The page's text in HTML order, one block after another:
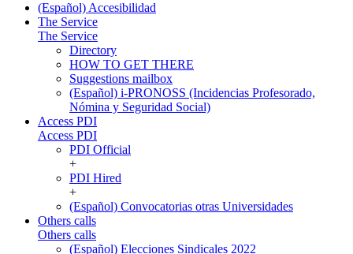
(Español) Accesibilidad
The Service
The Service
Directory
HOW TO GET THERE
Suggestions mailbox
(Español) i-PRONOSS (Incidencias Profesorado,
Nómina y Seguridad Social)
Access PDI
Access PDI
PDI Official
+
PDI Hired
+
(Español) Convocatorias otras Universidades
Others calls
Others calls
(Español) Elecciones Sindicales 2022